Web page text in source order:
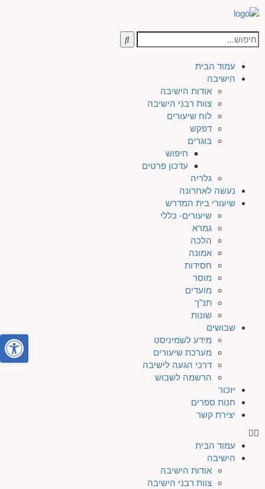
עמוד הבית
הישיבה
אודות הישיבה
צוות רבני הישיבה
לוח שיעורים
דפקש
בוגרים
חיפוש
עדכון פרטים
גלריה
נעשה לאחרונה
שיעורי בית המדרש
שיעורים- כללי
גמרא
הלכה
אמונה
חסידות
מוסר
מועדים
תנ"ך
שונות
שבושים
מידע לשמיניסט
מערכת שיעורים
דרכי הגעה לישיבה
הרשמה לשבוש
יזכור
חנות ספרים
יצירת קשר
עמוד הבית
הישיבה
אודות הישיבה
צוות רבני הישיבה
פתח